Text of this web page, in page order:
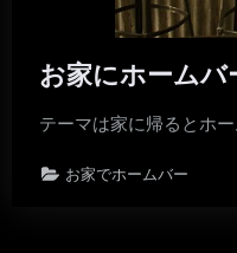
お家にホームバ
テーマは家に帰るとホー
お家でホームバー